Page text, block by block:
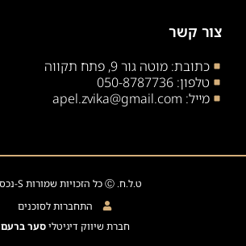
צור קשר
כתובת: מוטה גור 9, פתח תקווה
טלפון: 050-8787736
מייל: apel.zvika@gmail.com
ט.ל.ח. Ⓒ כל הזכויות שמורות S-נכסים
התחברות לסוכנים
חברת שיווק דיגיטליסער ברעם